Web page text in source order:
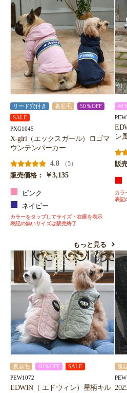
リード穴付き 裏起毛
50％OFF
SALE
PXG1045
X-girl（エックスガール）ロゴマ
ウンテンパーカー
4.8
（5）
販売価格：
￥3,135
ピンク
ネイビー
カラーをタップしてサイズ・在庫を表示
表記の無いサイズは販売終了
もっと見る
40
ン
販
カラ
表記
裏起毛 40％OFF SALE
PEW1072
EDWIN（ エドウィン）星柄キル
裏
お買い物を続ける